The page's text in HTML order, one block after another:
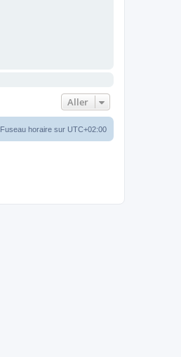
Aller
Fuseau horaire sur UTC+02:00